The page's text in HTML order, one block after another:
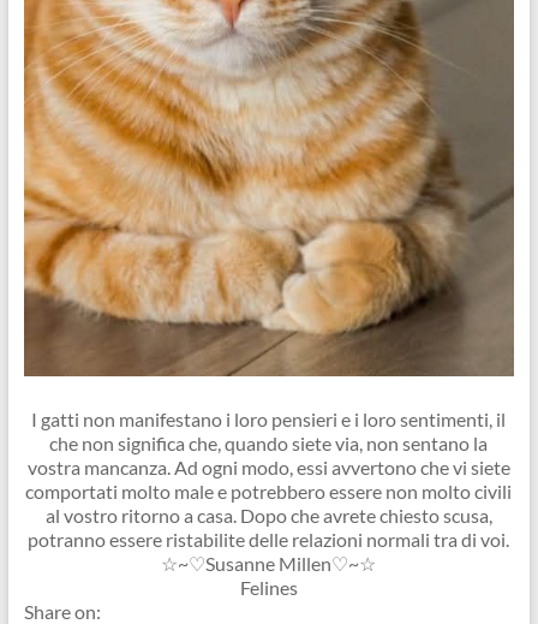
I gatti non manifestano i loro pensieri e i loro sentimenti, il
che non significa che, quando siete via, non sentano la
vostra mancanza. Ad ogni modo, essi avvertono che vi siete
comportati molto male e potrebbero essere non molto civili
al vostro ritorno a casa. Dopo che avrete chiesto scusa,
potranno essere ristabilite delle relazioni normali tra di voi.
☆~♡Susanne Millen♡~☆
Felines
Share on: